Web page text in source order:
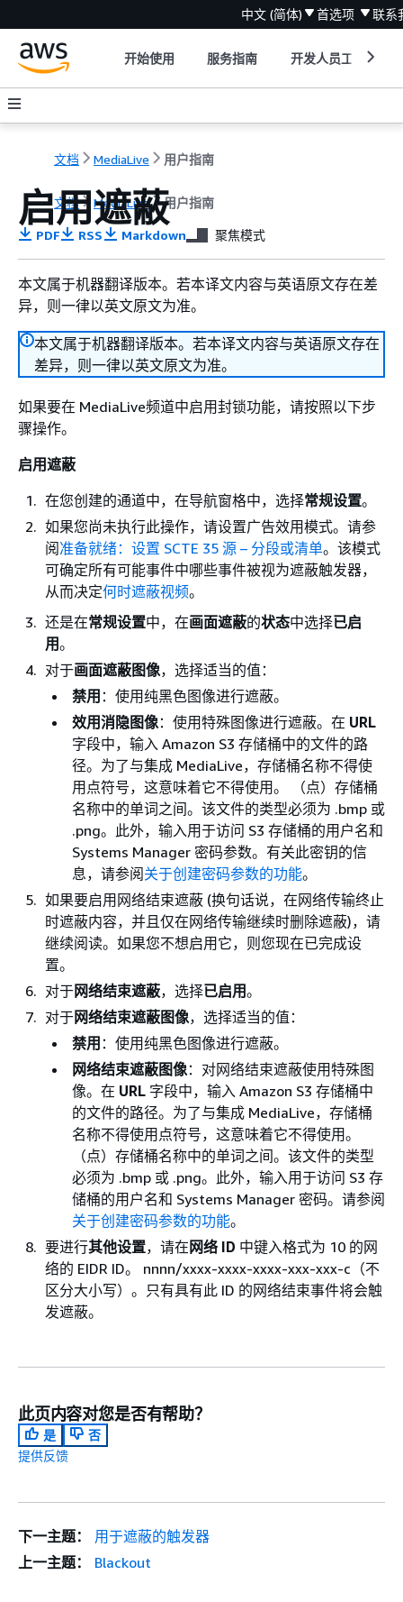
中文 (简体) 首选项 联系
开始使用 服务指南 开发人员工具
文档 MediaLive 用户指南
文档 MediaLive 用户指南
启用遮蔽
PDF RSS Markdown 聚焦模式
本文属于机器翻译版本。若本译文内容与英语原文存在差
异，则一律以英文原文为准。
本文属于机器翻译版本。若本译文内容与英语原文存在
差异，则一律以英文原文为准。
如果要在 MediaLive频道中启用封锁功能，请按照以下步
骤操作。
启用遮蔽
在您创建的通道中，在导航窗格中，选择常规设置。
如果您尚未执行此操作，请设置广告效用模式。请参
阅准备就绪：设置 SCTE 35 源 – 分段或清单。该模式
可确定所有可能事件中哪些事件被视为遮蔽触发器，
从而决定何时遮蔽视频。
还是在常规设置中，在画面遮蔽的状态中选择已启
用。
对于画面遮蔽图像，选择适当的值：
禁用 ：使用纯黑色图像进行遮蔽。
效用消隐图像：使用特殊图像进行遮蔽。在 URL
字段中，输入 Amazon S3 存储桶中的文件的路
径。为了与集成 MediaLive，存储桶名称不得使
用点符号，这意味着它不得使用。 （点）存储桶
名称中的单词之间。该文件的类型必须为 .bmp 或
.png。此外，输入用于访问 S3 存储桶的用户名和
Systems Manager 密码参数。有关此密钥的信
息，请参阅关于创建密码参数的功能。
如果要启用网络结束遮蔽 (换句话说，在网络传输终止
时遮蔽内容，并且仅在网络传输继续时删除遮蔽)，请
继续阅读。如果您不想启用它，则您现在已完成设
置。
对于网络结束遮蔽，选择已启用。
对于网络结束遮蔽图像，选择适当的值：
禁用 ：使用纯黑色图像进行遮蔽。
网络结束遮蔽图像：对网络结束遮蔽使用特殊图
像。在 URL 字段中，输入 Amazon S3 存储桶中
的文件的路径。为了与集成 MediaLive，存储桶
名称不得使用点符号，这意味着它不得使用。
（点）存储桶名称中的单词之间。该文件的类型
必须为 .bmp 或 .png。此外，输入用于访问 S3 存
储桶的用户名和 Systems Manager 密码。请参阅
关于创建密码参数的功能。
要进行其他设置，请在 网络 ID 中键入格式为 10 的网
络的 EIDR ID。 nnnn/xxxx-xxxx-xxxx-xxx-xxx-c（不
区分大小写）。只有具有此 ID 的网络结束事件将会触
发遮蔽。
此页内容对您是否有帮助？
是
否
提供反馈
下一主题：
用于遮蔽的触发器
上一主题：
Blackout